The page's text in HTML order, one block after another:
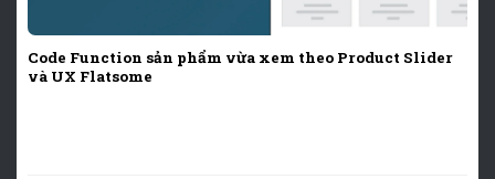
Code Function sản phẩm vừa xem theo Product Slider
và UX Flatsome